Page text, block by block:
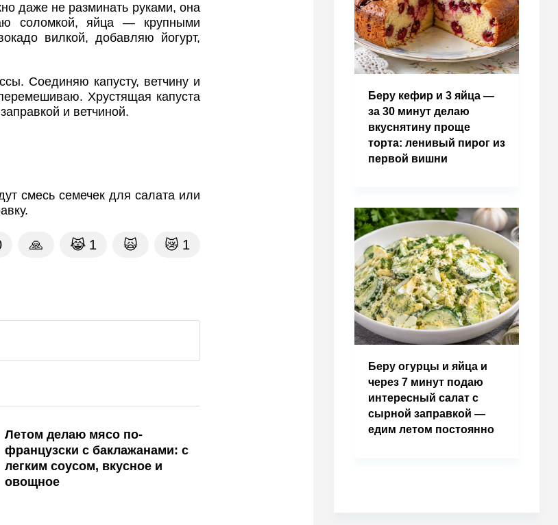
даже не разминать руками, она
соломкой, яйца — крупными
вилкой, добавляю йогурт,
Соединяю капусту, ветчину и
Хрустящая капуста
и ветчиной.
смесь семечек для салата или
🙏 😹 1 🙀 😿 1
Летом делаю мясо по-
французски с баклажанами: с
легким соусом, вкусное и
овощное
Беру кефир и 3 яйца —
за 30 минут делаю
вкуснятину проще
торта: ленивый пирог из
первой вишни
Беру огурцы и яйца и
через 7 минут подаю
интересный салат с
сырной заправкой —
едим летом постоянно